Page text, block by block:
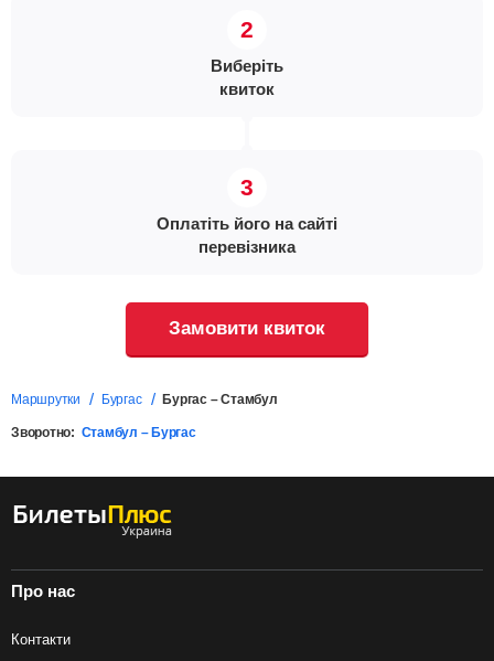
Виберіть
квиток
Оплатіть його на сайті
перевізника
Замовити квиток
Маршрутки Бургас Бургас – Стамбул
Зворотно: Стамбул – Бургас
Про нас
Контакти